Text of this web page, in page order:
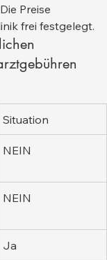
Preise
frei festgelegt.
Situation
NEIN
NEIN
Ja